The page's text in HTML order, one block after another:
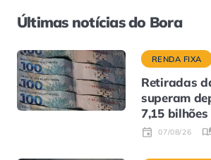
Últimas notícias do Bora
RENDA FIXA
Retiradas
superam
7,15
07/08/26